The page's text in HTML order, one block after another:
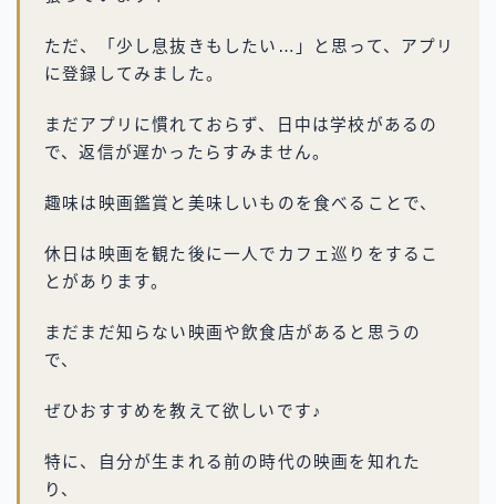
ただ、「少し息抜きもしたい…」と思って、アプリ
に登録してみました。
まだアプリに慣れておらず、日中は学校があるの
で、返信が遅かったらすみません。
趣味は映画鑑賞と美味しいものを食べることで、
休日は映画を観た後に一人でカフェ巡りをするこ
とがあります。
まだまだ知らない映画や飲食店があると思うの
で、
ぜひおすすめを教えて欲しいです♪
特に、自分が生まれる前の時代の映画を知れた
り、